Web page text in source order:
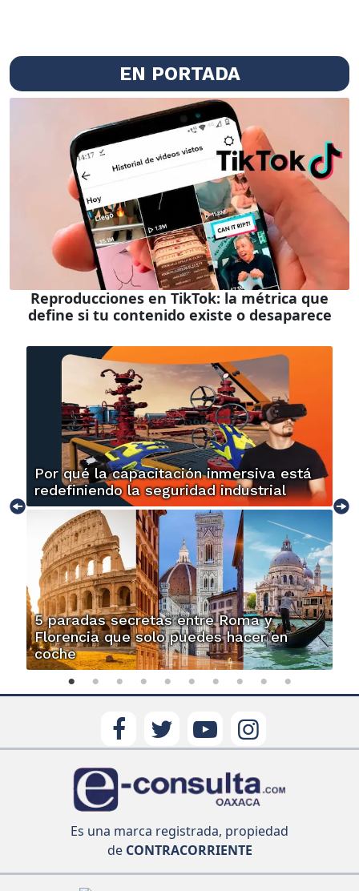
EN PORTADA
Reproducciones en TikTok: la métrica que
define si tu contenido existe o desaparece
Por qué la capacitación inmersiva está
redefiniendo la seguridad industrial
5 paradas secretas entre Roma y
Florencia que solo puedes hacer en
coche
Es una marca registrada, propiedad
deCONTRACORRIENTE